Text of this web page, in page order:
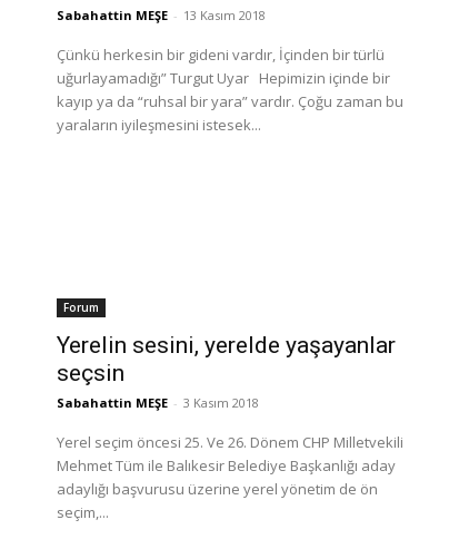
Sabahattin MEŞE - 13 Kasım 2018
Çünkü herkesin bir gideni vardır, İçinden bir türlü
uğurlayamadığı” Turgut Uyar Hepimizin içinde bir
kayıp ya da “ruhsal bir yara” vardır. Çoğu zaman bu
yaraların iyileşmesini istesek...
Forum
Yerelin sesini, yerelde yaşayanlar
seçsin
Sabahattin MEŞE - 3 Kasım 2018
Yerel seçim öncesi 25. Ve 26. Dönem CHP Milletvekili
Mehmet Tüm ile Balıkesir Belediye Başkanlığı aday
adaylığı başvurusu üzerine yerel yönetim de ön
seçim,...